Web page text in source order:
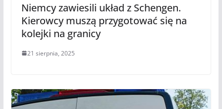
Niemcy zawiesili układ z Schengen.
Kierowcy muszą przygotować się na
kolejki na granicy
21 sierpnia, 2025